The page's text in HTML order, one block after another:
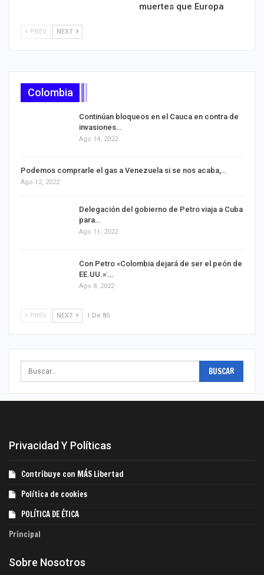
muertes que Europa
PREV NEXT
Colombia
Continúan bloqueos en el Cauca en contra de
invasiones…
Ago 14, 2022
Podemos comprarle el gas a Venezuela si se nos acaba,…
Ago 12, 2022
Delegación del gobierno de Petro viaja a Cuba
para…
Ago 11, 2022
Con Petro «Colombia dejará de ser el peón de
EE.UU.»:…
Ago 8, 2022
PREV NEXT 1 De 85
Privacidad Y Políticas
Contribuye con MÁS Libertad
Política de cookies
POLÍTICA DE ÉTICA
Principal
Sobre Nosotros